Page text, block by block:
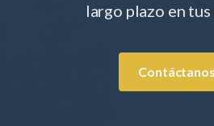
largo plazo en
Contáctanos